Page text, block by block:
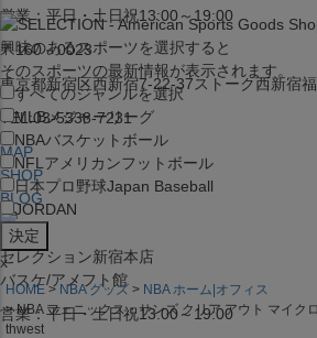
営業：平日・土日祝13:00～19:00
〒160－0023
東京都新宿区西新宿7-22-37ストーク西新宿
TEL:03-5338-7231
MAP
SHOP
BLOG
セレクション新宿本店
バスケ/アメフト館
営業：平日・土日祝13:00～19:00
興味のあるスポーツを選択すると
そのスポーツの最新情報が表示されます。
すべてのジャンルを選択
MLBメジャーリーグ
NBAバスケットボール
NFL アメリカンフットボール
日本プロ野球Japan Baseball
JORDAN
x
HOME NBA グッズ
NBA ホーム|オフィス
NBA フェニックス・サンズ クリア アウト マイク
thwest